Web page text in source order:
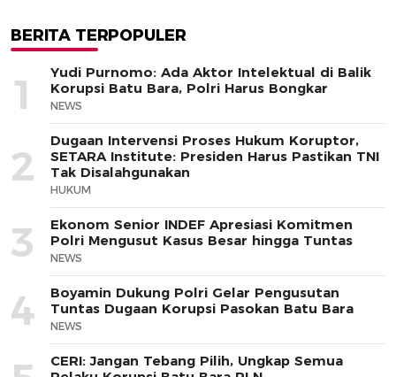
BERITA TERPOPULER
1
Yudi Purnomo: Ada Aktor Intelektual di Balik
Korupsi Batu Bara, Polri Harus Bongkar
NEWS
2
Dugaan Intervensi Proses Hukum Koruptor,
SETARA Institute: Presiden Harus Pastikan TNI
Tak Disalahgunakan
HUKUM
3
Ekonom Senior INDEF Apresiasi Komitmen
Polri Mengusut Kasus Besar hingga Tuntas
NEWS
4
Boyamin Dukung Polri Gelar Pengusutan
Tuntas Dugaan Korupsi Pasokan Batu Bara
NEWS
CERI: Jangan Tebang Pilih, Ungkap Semua